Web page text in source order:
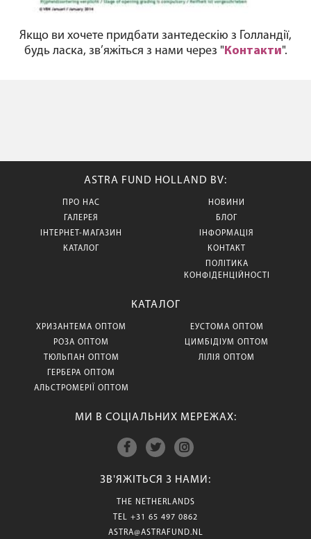
Якщо ви хочете придбати зантедескію з Голландії,
будь ласка, зв’яжіться з нами через "Контакти".
ASTRA FUND HOLLAND BV:
ПРО НАС
ГАЛЕРЕЯ
ІНТЕРНЕТ-МАГАЗИН
КАТАЛОГ
НОВИНИ
БЛОГ
ІНФОРМАЦІЯ
КОНТАКТ
ПОЛІТИКА
КОНФІДЕНЦІЙНОСТІ
КАТАЛОГ
ХРИЗАНТЕМА ОПТОМ
РОЗА ОПТОМ
ТЮЛЬПАН ОПТОМ
ГЕРБЕРА ОПТОМ
АЛЬСТРОМЕРІЇ ОПТОМ
ЕУСТОМА ОПТОМ
ЦИМБІДІУМ ОПТОМ
ЛІЛІЯ ОПТОМ
МИ В СОЦІАЛЬНИХ МЕРЕЖАХ:
ЗВ'ЯЖІТЬСЯ З НАМИ:
THE NETHERLANDS
TEL +31 65 497 0862
ASTRA@ASTRAFUND.NL